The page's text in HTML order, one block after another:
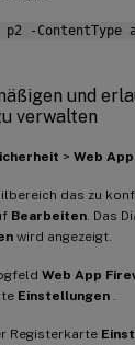
-ContentType
und
verwalten
> Web
das zu
Bearbeiten . Das
wird angezeigt.
Web App
Einstellungen
Registerkarte